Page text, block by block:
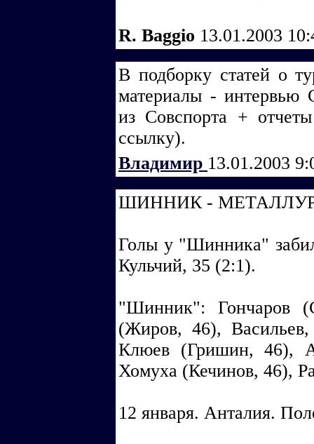
R. Baggio 13.01.2003
В подборку статей о
материалы - интервью
из Совспорта +
ссылку).
Владимир 13.01.2003
ШИННИК -
Голы у "Шинника"
Кульчий, 35 (2:1).
"Шинник": Гончаров
(Жиров, 46),
Клюев (Гришин, 46),
Хомуха (Кечинов, 46),
12 января. Анталия.